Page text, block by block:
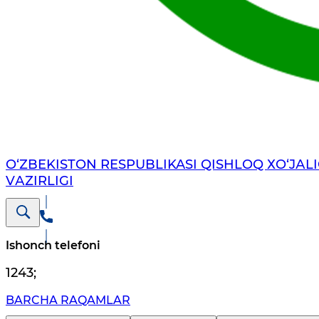
O‘ZBEKISTON RESPUBLIKASI QISHLOQ
VАZIRLIGI
Ishonch telefoni
1243;
BARCHA RAQAMLAR